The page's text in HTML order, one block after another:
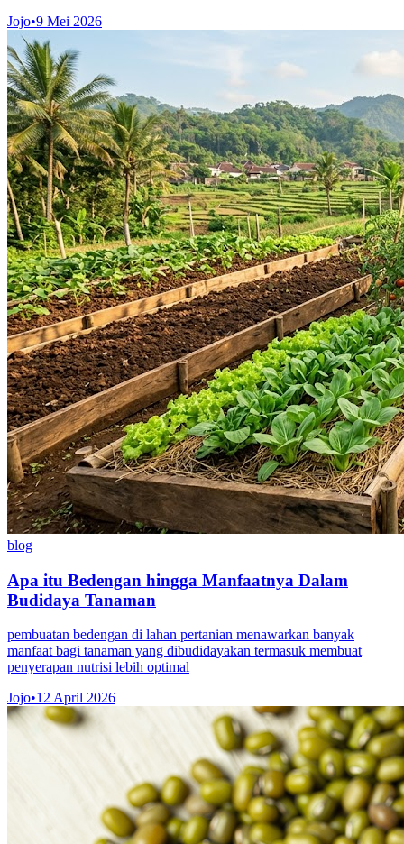
Jojo•9 Mei 2026
blog
Apa itu Bedengan hingga Manfaatnya Dalam
Budidaya Tanaman
pembuatan bedengan di lahan pertanian menawarkan banyak
manfaat bagi tanaman yang dibudidayakan termasuk membuat
penyerapan nutrisi lebih optimal
Jojo•12 April 2026